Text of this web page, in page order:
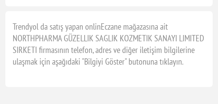
Trendyol da satış yapan onlinEczane mağazasına ait
NORTHPHARMA GÜZELLIK SAGLIK KOZMETIK SANAYI LIMITED
SIRKETI firmasının telefon, adres ve diğer iletişim bilgilerine
ulaşmak için aşağıdaki "Bilgiyi Göster" butonuna tıklayın.